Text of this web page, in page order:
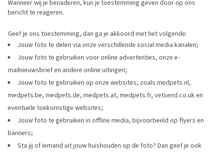
Wanneer wij je benaderen, kun je toestemming geven door op ons
bericht te reageren.
Geef je ons toestemming, dan ga je akkoord met het volgende:
Jouw foto te delen via onze verschillende social media kanalen;
Jouw foto te gebruiken voor online advertenties, onze e-
mailnieuwsbrief en andere online uitingen;
Jouw foto te gebruiken op onze websites, zoals medpets.nl,
medpets.be, medpets.de, medpets.at, medpets.fr, vetsend.co.uk en
eventuele toekomstige websites;
Jouw foto te gebruiken in offline media, bijvoorbeeld op flyers en
banners;
Sta jij of iemand uit jouw huishouden op de foto? Dan geef je ook